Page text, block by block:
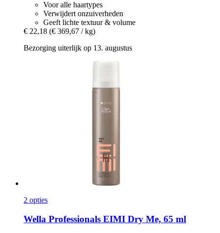
Voor alle haartypes
Verwijdert onzuiverheden
Geeft lichte textuur & volume
€ 22,18 (€ 369,67 / kg)
Bezorging uiterlijk op 13. augustus
2 opties
Wella Professionals EIMI Dry Me, 65 ml